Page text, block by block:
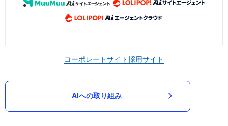
コーポレートサイト採用サイト
AIへの取り組み